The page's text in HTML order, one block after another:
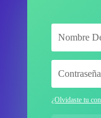
¿Olvidaste tu